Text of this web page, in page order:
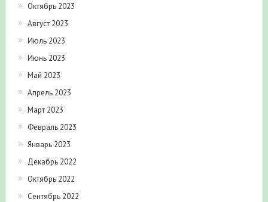
Октябрь 2023
Август 2023
Июль 2023
Июнь 2023
Май 2023
Апрель 2023
Март 2023
Февраль 2023
Январь 2023
Декабрь 2022
Октябрь 2022
Сентябрь 2022